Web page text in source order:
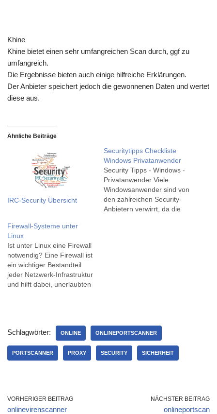
Khine
Khine bietet einen sehr umfangreichen Scan durch, ggf zu
umfangreich.
Die Ergebnisse bieten auch einige hilfreiche Erklärungen.
Der Anbieter speichert jedoch die gewonnenen Daten und wertet
diese aus.
Ähnliche Beiträge
IRC-Security Übersicht
Securitytipps Checkliste
Windows Privatanwender
Security Tipps - Windows -
Privatanwender Viele
Windowsanwender sind von
den zahlreichen Security-
Anbietern verwirrt, da die
Vordergrund…
Firewall-Systeme unter
Linux
Ist unter Linux eine Firewall
notwendig? Eine Firewall ist
ein wichtiger Bestandteil
jeder Netzwerk-Infrastruktur
und hilft dabei, unerlaubten
vielen Servern und
Arbeitsplatzcomputern
eingesetzt wird. Die Frage,
ob eine Firewall unter Linux
Schlagwörter: ONLINE ONLINEPORTSCANNER
PORTSCANNER PROXY SECURITY SICHERHEIT
VORHERIGER BEITRAG
onlinevirenscanner
NÄCHSTER BEITRAG
onlineportscan